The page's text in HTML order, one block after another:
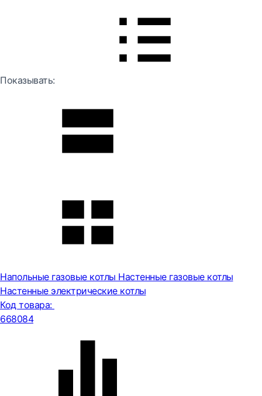
Показывать:
Напольные газовые котлы Настенные газовые котлы
Настенные электрические котлы
Код товара:
668084